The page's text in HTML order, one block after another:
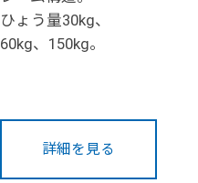
ひょう量30kg、
60kg、150kg。
詳細を見る